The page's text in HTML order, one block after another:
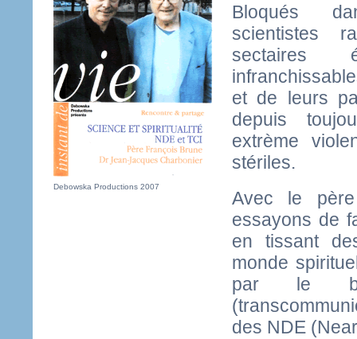
Debowska Productions 2007
Bloqués
scientistes
sectaires
et de leurs
depuis
extrème
stériles.
Avec le
essayons de
en tissant
monde
par le
des NDE